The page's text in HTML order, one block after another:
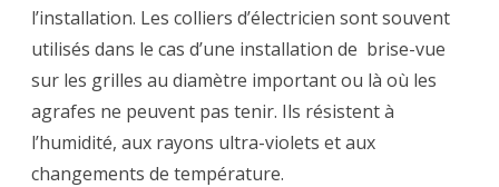
l’installation. Les colliers d’électricien sont souvent
utilisés dans le cas d’une installation de brise-vue
sur les grilles au diamètre important ou là où les
agrafes ne peuvent pas tenir. Ils résistent à
l’humidité, aux rayons ultra-violets et aux
changements de température.